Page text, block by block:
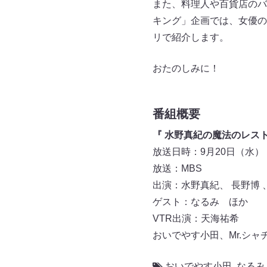
また、料理人や百貨店の
キング」企画では、女優
リで紹介します。
おたのしみに！
番組概要
『 水野真紀の魔法のレス
放送日時：9月20日（水）
放送：MBS
出演：水野真紀、 長野博
ゲスト：なるみ ほか
VTR出演：天海祐希
おいでやす小田、Mr.シ